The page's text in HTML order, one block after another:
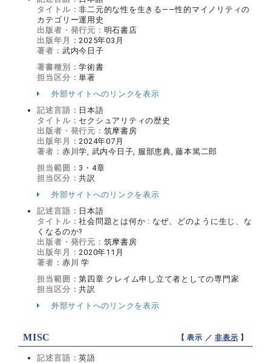
タイトル：非二元的な性を生きる――性的マイノリティの
カテゴリー運用史
出版者・発行元： 明石書店
出版年月：2025年03月
著者： 武内今日子
著書種別：学術書
担当区分：単著
外部サイトへのリンクを表示
記述言語： 日本語
タイトル： セクシュアリティの歴史
出版者・発行元： 筑摩書房
出版年月：2024年07月
著者： 赤川学, 武内今日子, 服部恵典, 藤本篤二郎
担当範囲： 3・4章
担当区分：共訳
外部サイトへのリンクを表示
記述言語： 日本語
タイトル：社会問題とは何か : なぜ、どのように生じ、な
くなるのか?
出版者・発行元： 筑摩書房
出版年月：2020年11月
著者： 赤川 学
担当範囲：第四章 クレイム申し立て者としての専門家
担当区分：共訳
外部サイトへのリンクを表示
MISC 【 表示 ／非表示 】
記述言語：英語